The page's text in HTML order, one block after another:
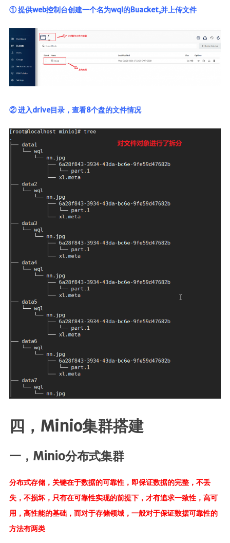
① 提供web控制台创建一个名为wql的Buacket,并上传文件
② 进入drive目录，查看8个盘的文件情况
四，Minio集群搭建
一，Minio分布式集群
分布式存储，关键在于数据的可靠性，即保证数据的完整，不丢
失，不损坏，只有在可靠性实现的前提下，才有追求一致性，高可
用，高性能的基础，而对于存储领域，一般对于保证数据可靠性的
方法有两类